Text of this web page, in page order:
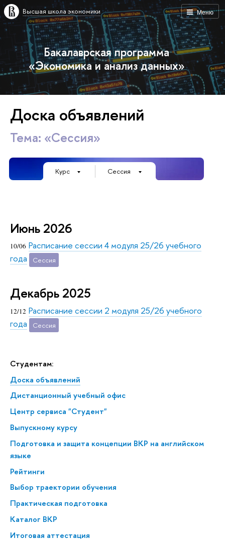
Меню
Высшая школа экономики
Бакалаврская программа
«Экономика и анализ данных»
Студентам:
Доска объявлений
Дистанционный учебный офис
Центр сервиса "Студент"
Выпускному курсу
Подготовка и защита концепции ВКР на английском
языке
Рейтинги
Выбор траектории обучения
Практическая подготовка
Каталог ВКР
Итоговая аттестация
Доска объявлений
Тема: «Сессия»
Курс Сессия
Июнь 2026
10/06 Расписание сессии 4 модуля 25/26 учебного
года
Сессия
Декабрь 2025
12/12 Расписание сессии 2 модуля 25/26 учебного
года
Сессия